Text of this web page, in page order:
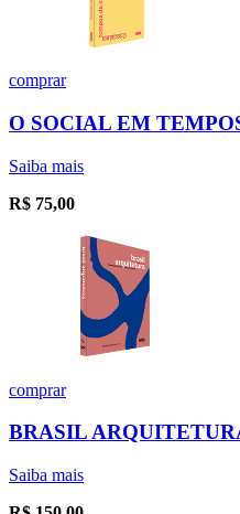
comprar
O SOCIAL EM
Saiba mais
R$ 75,00
comprar
BRASIL
Saiba mais